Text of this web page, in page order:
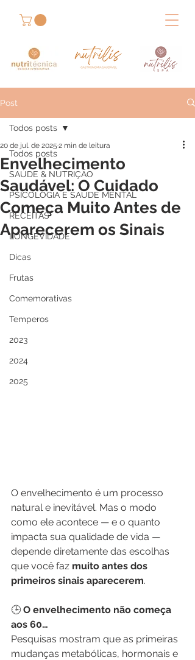
Post
Todos posts
SAÚDE & NUTRIÇÃO
PSICOLOGIA E SAÚDE MENTAL
RECEITAS
LONGEVIDADE
Dicas
Frutas
Comemorativas
Temperos
2023
2024
2025
Todos posts
Envelhecimento
Saudável: O Cuidado
Começa Muito Antes de
Aparecerem os Sinais
20 de jul. de 2025 2 min de leitura
O envelhecimento é um processo
natural e inevitável. Mas o modo
como ele acontece — e o quanto
impacta sua qualidade de vida —
depende diretamente das escolhas
que você faz muito antes dos
primeiros sinais aparecerem.
🕒 O envelhecimento não começa
aos 60…
Pesquisas mostram que as primeiras
mudanças metabólicas, hormonais e